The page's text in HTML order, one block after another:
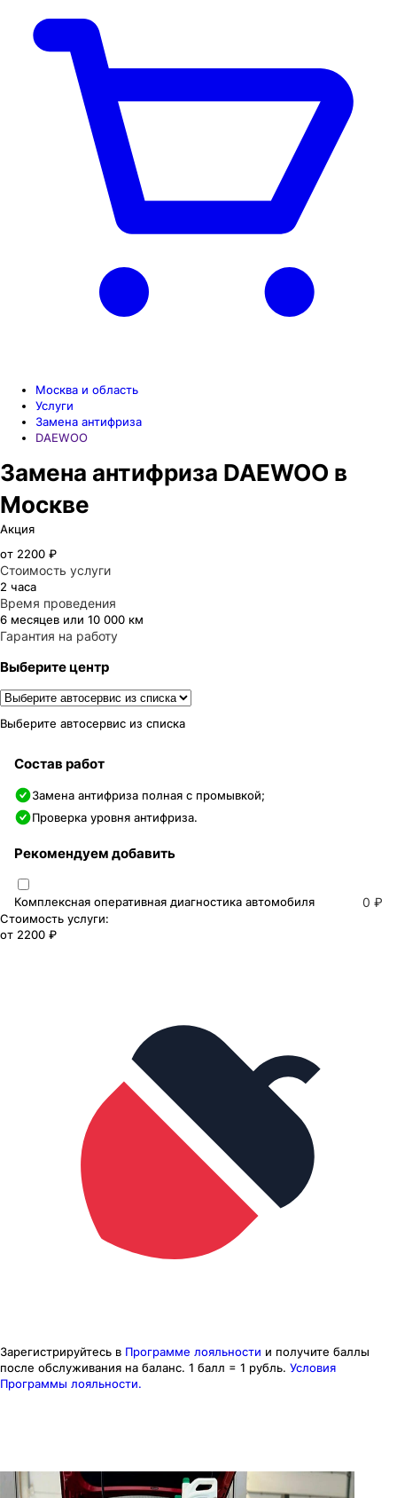
Москва и область
Услуги
Замена антифриза
DAEWOO
Замена антифриза DAEWOO в
Москве
Акция
от 2200 ₽
Стоимость услуги
2 часа
Время проведения
6 месяцев или 10 000 км
Гарантия на работу
Выберите центр
Выберите автосервис из списка
Состав работ
Замена антифриза полная с промывкой;
Проверка уровня антифриза.
Рекомендуем добавить
Комплексная оперативная диагностика автомобиля 0 ₽
Стоимость услуги:
от 2200 ₽
Зарегистрируйтесь в Программе лояльности и получите баллы
после обслуживания на баланс. 1 балл = 1 рубль. Условия
Программы лояльности.